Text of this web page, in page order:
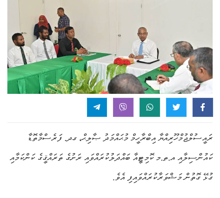
ރައީސުލްޖުމްހޫރިއްޔާ އިބްރާހީމް މުޙައްމަދު ޞާލިޙް، ގދ. ފަރެސްމާތޮޑާ
ކައުންސިލާއި އ.ތ.މ ކޮމިޓީއާ ބައްދަލުކުރައްވައި ރަށުގެ ތަރައްޤީގެ ކަންކަމާއި
ގުޅޭ ގޮތުން މަޝްވަރާކުރައްވައިފި އެވެ.